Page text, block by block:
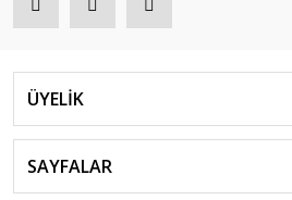
ÜYELİK
SAYFALAR